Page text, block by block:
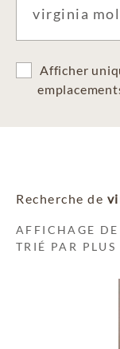
Afficher
Recherche de
AFFICHAGE
TRIÉ PAR PLUS